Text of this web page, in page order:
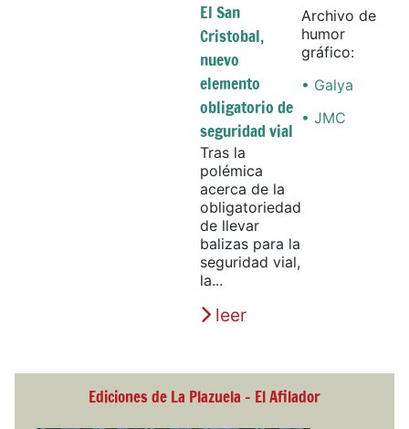
El San
Cristobal,
nuevo
elemento
obligatorio de
seguridad vial
Tras la
polémica
acerca de la
obligatoriedad
de llevar
balizas para la
seguridad vial,
la...
leer
Archivo de
humor
gráfico:
• Galya
• JMC
Ediciones de La Plazuela - El Afilador